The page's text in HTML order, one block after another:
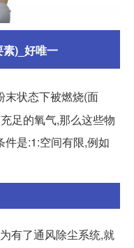
)_好唯一
末状态下被燃烧(面
足的氧气,那么这些物
件是:1:空间有限,例如
有了通风除尘系统,就